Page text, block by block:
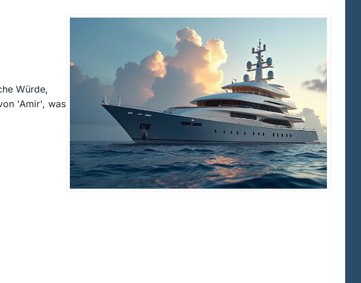
Würde,
'Amir', was